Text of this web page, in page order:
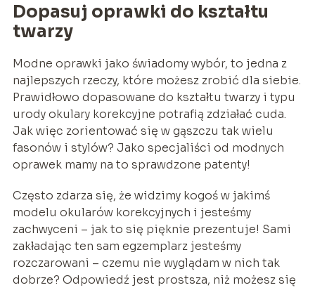
Dopasuj oprawki do kształtu
twarzy
Modne oprawki jako świadomy wybór, to jedna z
najlepszych rzeczy, które możesz zrobić dla siebie.
Prawidłowo dopasowane do kształtu twarzy i typu
urody okulary korekcyjne potrafią zdziałać cuda.
Jak więc zorientować się w gąszczu tak wielu
fasonów i stylów? Jako specjaliści od modnych
oprawek mamy na to sprawdzone patenty!
Często zdarza się, że widzimy kogoś w jakimś
modelu okularów korekcyjnych i jesteśmy
zachwyceni – jak to się pięknie prezentuje! Sami
zakładając ten sam egzemplarz jesteśmy
rozczarowani – czemu nie wyglądam w nich tak
dobrze? Odpowiedź jest prostsza, niż możesz się